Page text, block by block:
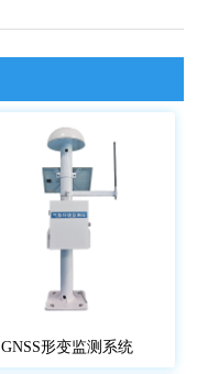
GNSS形变监测系统